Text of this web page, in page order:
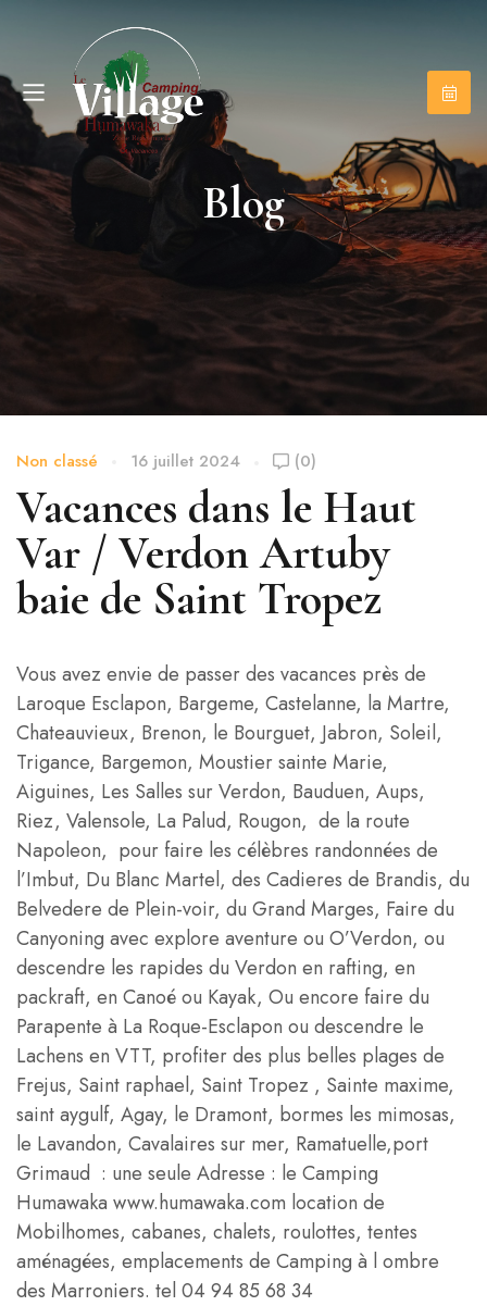
Blog
Non classé 16 juillet 2024 (0)
Vacances dans le Haut
Var / Verdon Artuby
baie de Saint Tropez
Vous avez envie de passer des vacances près de
Laroque Esclapon, Bargeme, Castelanne, la Martre,
Chateauvieux, Brenon, le Bourguet, Jabron, Soleil,
Trigance, Bargemon, Moustier sainte Marie,
Aiguines, Les Salles sur Verdon, Bauduen, Aups,
Riez, Valensole, La Palud, Rougon, de la route
Napoleon, pour faire les célèbres randonnées de
l’Imbut, Du Blanc Martel, des Cadieres de Brandis, du
Belvedere de Plein-voir, du Grand Marges, Faire du
Canyoning avec explore aventure ou O’Verdon, ou
descendre les rapides du Verdon en rafting, en
packraft, en Canoé ou Kayak, Ou encore faire du
Parapente à La Roque-Esclapon ou descendre le
Lachens en VTT, profiter des plus belles plages de
Frejus, Saint raphael, Saint Tropez , Sainte maxime,
saint aygulf, Agay, le Dramont, bormes les mimosas,
le Lavandon, Cavalaires sur mer, Ramatuelle,port
Grimaud : une seule Adresse : le Camping
Humawaka www.humawaka.com location de
Mobilhomes, cabanes, chalets, roulottes, tentes
aménagées, emplacements de Camping à l ombre
des Marroniers. tel 04 94 85 68 34